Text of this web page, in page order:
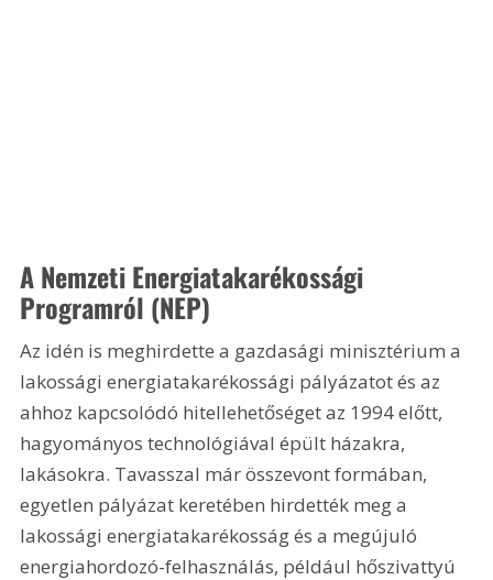
A Nemzeti Energiatakarékossági
Programról (NEP)
Az idén is meghirdette a gazdasági minisztérium a
lakossági energiatakarékossági pályázatot és az
ahhoz kapcsolódó hitellehetőséget az 1994 előtt,
hagyományos technológiával épült házakra,
lakásokra. Tavasszal már összevont formában,
egyetlen pályázat keretében hirdették meg a
lakossági energiatakarékosság és a megújuló
energiahordozó-felhasználás, például hőszivattyú